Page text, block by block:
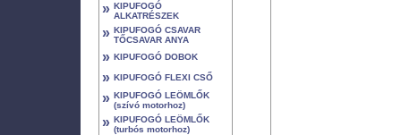
» KIPUFOGÓ
ALKATRÉSZEK
» KIPUFOGÓ CSAVAR
TŐCSAVAR ANYA
» KIPUFOGÓ DOBOK
» KIPUFOGÓ FLEXI CSŐ
» KIPUFOGÓ LEÖMLŐK
(szívó motorhoz)
» KIPUFOGÓ LEÖMLŐK
(turbós motorhoz)